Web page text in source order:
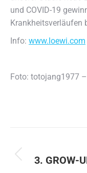
und COVID-19
Krankheitsverläufen
Info: www.loewi.com
Foto: totojang1977
3. GROW-